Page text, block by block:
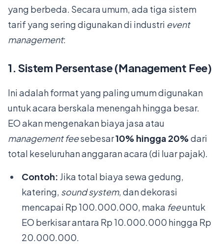
yang berbeda. Secara umum, ada tiga sistem
tarif yang sering digunakan di industri event
management:
1. Sistem Persentase (Management Fee)
Ini adalah format yang paling umum digunakan
untuk acara berskala menengah hingga besar.
EO akan mengenakan biaya jasa atau
management feesebesar10% hingga 20%dari
total keseluruhan anggaran acara (di luar pajak).
Contoh: Jika total biaya sewa gedung,
katering, sound system, dan dekorasi
mencapai Rp 100.000.000, maka feeuntuk
EO berkisar antara Rp 10.000.000 hingga Rp
20.000.000.